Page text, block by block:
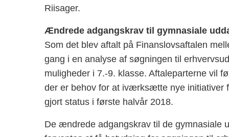
Riisager.
Ændrede adgangskrav til gymnasiale
Som det blev aftalt på Finanslovsaftalen
gang i en analyse af søgningen til
muligheder i 7.-9. klasse. Aftaleparterne vil
der er behov for at iværksætte nye initiativer
gjort status i første halvår 2018.
De ændrede adgangskrav til de